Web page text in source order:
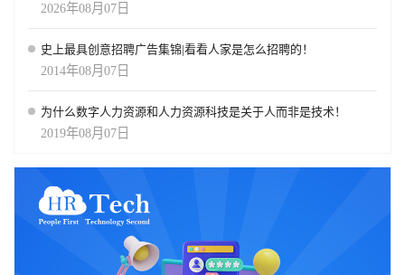
2026年08月07日
史上最具创意招聘广告集锦|看看人家是怎么招聘的！
2014年08月07日
为什么数字人力资源和人力资源科技是关于人而非是技术！
2019年08月07日